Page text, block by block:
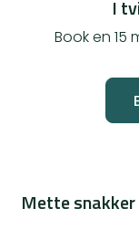
I
Book en
Mette snakker